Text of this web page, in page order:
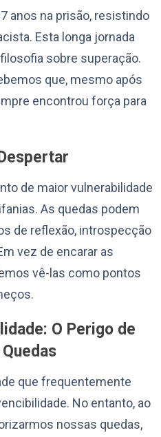
anos na prisão, resistindo
Esta longa jornada
sobre superação.
que, mesmo após
encontrou força para
de maior vulnerabilidade
As quedas podem
de reflexão, introspecção
vez de encarar as
vê-las como pontos
O Perigo de
que frequentemente
No entanto, ao
nossas quedas,